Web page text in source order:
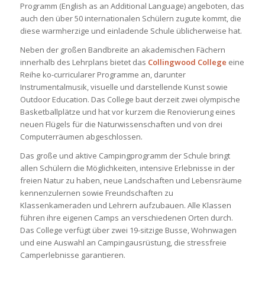
Programm (English as an Additional Language) angeboten, das
auch den über 50 internationalen Schülern zugute kommt, die
diese warmherzige und einladende Schule üblicherweise hat.
Neben der großen Bandbreite an akademischen Fächern
innerhalb des Lehrplans bietet das Collingwood College eine
Reihe ko-curricularer Programme an, darunter
Instrumentalmusik, visuelle und darstellende Kunst sowie
Outdoor Education. Das College baut derzeit zwei olympische
Basketballplätze und hat vor kurzem die Renovierung eines
neuen Flügels für die Naturwissenschaften und von drei
Computerräumen abgeschlossen.
Das große und aktive Campingprogramm der Schule bringt
allen Schülern die Möglichkeiten, intensive Erlebnisse in der
freien Natur zu haben, neue Landschaften und Lebensräume
kennenzulernen sowie Freundschaften zu
Klassenkameraden und Lehrern aufzubauen. Alle Klassen
führen ihre eigenen Camps an verschiedenen Orten durch.
Das College verfügt über zwei 19-sitzige Busse, Wohnwagen
und eine Auswahl an Campingausrüstung, die stressfreie
Camperlebnisse garantieren.